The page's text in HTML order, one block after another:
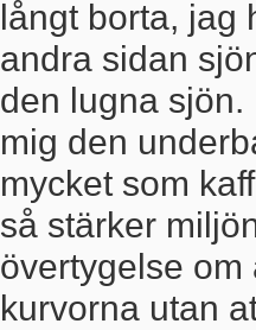
långt borta, jag
andra sidan
den lugna sjön.
mig den
mycket som
så stärker
övertygelse
kurvorna utan